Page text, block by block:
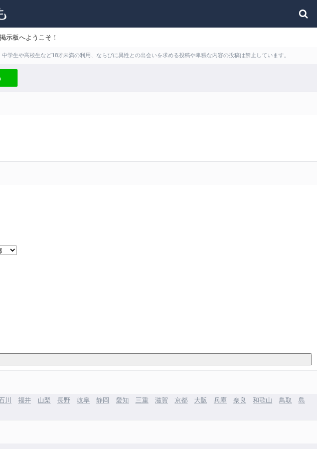
示板へようこそ！
生や高校生など18才未満の利用、ならびに異性との出会いを求める投稿や卑猥な内容の投稿は禁止しています。
川 福井 山梨 長野 岐阜 静岡 愛知 三重 滋賀 京都 大阪 兵庫 奈良 和歌山 鳥取
島